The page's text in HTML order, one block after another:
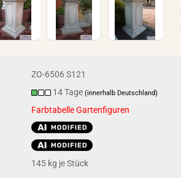
ZO-6506 S121
14 Tage(innerhalb Deutschland)
Farbtabelle Gartenfiguren
145 kg je Stück